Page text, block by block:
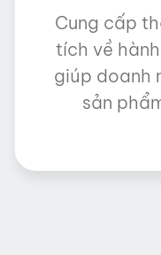
Cung cấp
tích về
giúp doanh
sản